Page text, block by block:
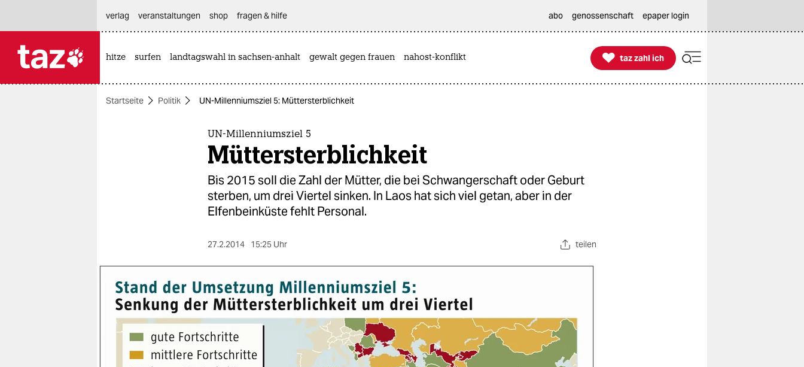
themen
berlin
nord
wahrheit
verlag
verlag
veranstaltungen shop fragen & hilfe abo genossenschaft epaper login
hitze surfen landtagswahl in sachsen-anhalt gewalt gegen frauen nahost-konflikt 
taz zahl ich
taz zahl ich
Startseite Politik UN-Millenniumsziel 5: Müttersterblichkeit
UN-Millenniumsziel 5
Müttersterblichkeit
Bis 2015 soll die Zahl der Mütter, die bei Schwangerschaft oder Geburt
sterben, um drei Viertel sinken. In Laos hat sich viel getan, aber in der
Elfenbeinküste fehlt Personal.
27.2.2014 15:25 Uhr teilen